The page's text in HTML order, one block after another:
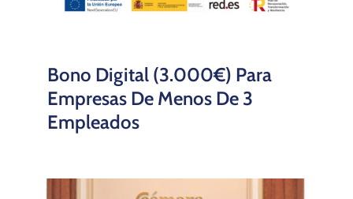
Bono Digital (3.000€) Para
Empresas De Menos De 3
Empleados